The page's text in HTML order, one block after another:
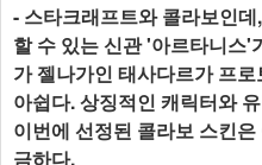
- 스타크래프트와 콜라보인
할 수 있는 신관 '아르타니스'
가 젤나가인 태사다르가 프
아쉽다. 상징적인 캐릭터와
이번에 선정된 콜라보 스킨
금하다.